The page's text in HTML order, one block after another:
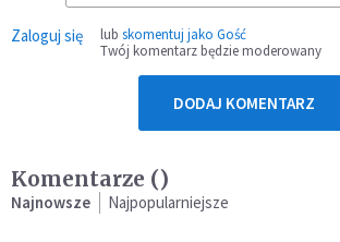
Zaloguj się lub skomentuj jako Gość
Twój komentarz będzie moderowany
DODAJ KOMENTARZ
Komentarze ()
Najnowsze Najpopularniejsze